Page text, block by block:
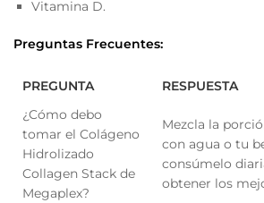
Vitamina D.
Preguntas Frecuentes:
PREGUNTA
RESPUESTA
¿Cómo debo
tomar el Colágeno
Hidrolizado
Collagen Stack de
Megaplex?
Mezcla la
con agua o tu
consúmelo
obtener los